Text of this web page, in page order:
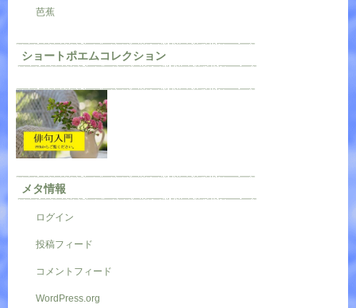
芭蕉
ショートポエムコレクション
メタ情報
ログイン
投稿フィード
コメントフィード
WordPress.org